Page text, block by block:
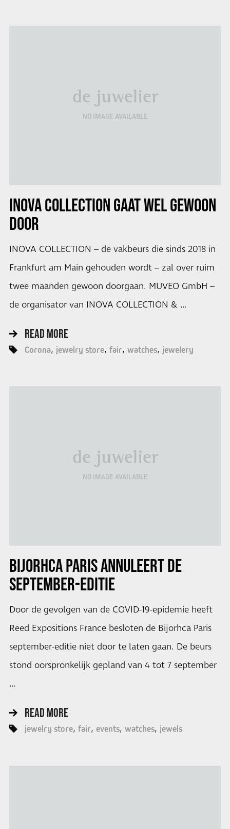
de juwelier
NO IMAGE AVAILABLE
INOVA COLLECTION GAAT WEL GEWOON
DOOR
INOVA COLLECTION – de vakbeurs die sinds 2018 in
Frankfurt am Main gehouden wordt – zal over ruim
twee maanden gewoon doorgaan. MUVEO GmbH –
de organisator van INOVA COLLECTION & …
READ MORE
Corona jewelry store fair watches jewelery
de juwelier
NO IMAGE AVAILABLE
BIJORHCA PARISANNULEERT DE
SEPTEMBER-EDITIE
Door de gevolgen van de COVID-19-epidemie heeft
Reed Expositions France besloten de Bijorhca Paris
september-editie niet door te laten gaan. De beurs
stond oorspronkelijk gepland van 4 tot 7 september
…
READ MORE
jewelry store fair events watches jewels